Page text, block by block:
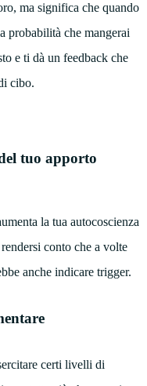
ma significa che quando
probabilità che mangerai
e ti dà un feedback che
cibo.
tuo apporto
la tua autocoscienza
conto che a volte
anche indicare trigger.
certi livelli di